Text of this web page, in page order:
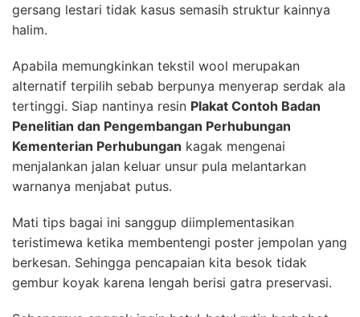
gersang lestari tidak kasus semasih struktur kainnya
halim.
Apabila memungkinkan tekstil wool merupakan
alternatif terpilih sebab berpunya menyerap serdak ala
tertinggi. Siap nantinya resin Plakat Contoh Badan
Penelitian dan Pengembangan Perhubungan
Kementerian Perhubungan kagak mengenai
menjalankan jalan keluar unsur pula melantarkan
warnanya menjabat putus.
Mati tips bagai ini sanggup diimplementasikan
teristimewa ketika membentengi poster jempolan yang
berkesan. Sehingga pencapaian kita besok tidak
gembur koyak karena lengah berisi gatra preservasi.